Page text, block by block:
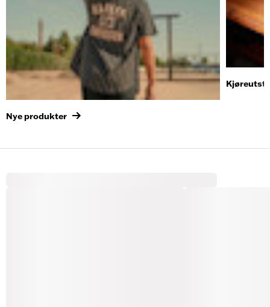
Nye produkter